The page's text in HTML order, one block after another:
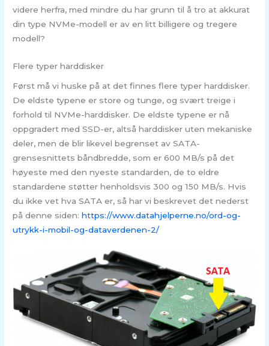
videre herfra, med mindre du har grunn til å tro at akkurat
din type NVMe-modell er av en litt billigere og tregere
modell?
Flere typer harddisker
Først må vi huske på at det finnes flere typer harddisker.
De eldste typene er store og tunge, og svært treige i
forhold til NVMe-harddisker. De eldste typene er nå
oppgradert med SSD-er, altså harddisker uten mekaniske
deler, men de blir likevel begrenset av SATA-
grensesnittets båndbredde, som er 600 MB/s på det
høyeste med den nyeste standarden, de to eldre
standardene støtter henholdsvis 300 og 150 MB/s. Hvis
du ikke vet hva SATA er, så har vi beskrevet det nederst
på denne siden:https://www.datahjelperne.no/ord-og-
utrykk-i-mobil-og-dataverdenen-2/